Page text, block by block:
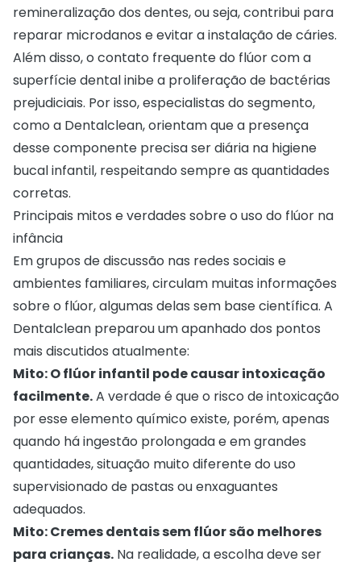
remineralização dos dentes, ou seja, contribui para
reparar microdanos e evitar a instalação de cáries.
Além disso, o contato frequente do flúor com a
superfície dental inibe a proliferação de bactérias
prejudiciais. Por isso, especialistas do segmento,
como a Dentalclean, orientam que a presença
desse componente precisa ser diária na higiene
bucal infantil, respeitando sempre as quantidades
corretas.
Principais mitos e verdades sobre o uso do flúor na
infância
Em grupos de discussão nas redes sociais e
ambientes familiares, circulam muitas informações
sobre o flúor, algumas delas sem base científica. A
Dentalclean preparou um apanhado dos pontos
mais discutidos atualmente:
Mito: O flúor infantil pode causar intoxicação
facilmente.A verdade é que o risco de intoxicação
por esse elemento químico existe, porém, apenas
quando há ingestão prolongada e em grandes
quantidades, situação muito diferente do uso
supervisionado de pastas ou enxaguantes
adequados.
Mito: Cremes dentais sem flúor são melhores
para crianças. Na realidade, a escolha deve ser